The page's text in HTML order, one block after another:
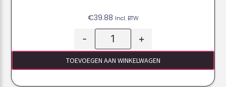
€39.88 Incl. BTW
- +
TOEVOEGEN AAN WINKELWAGEN